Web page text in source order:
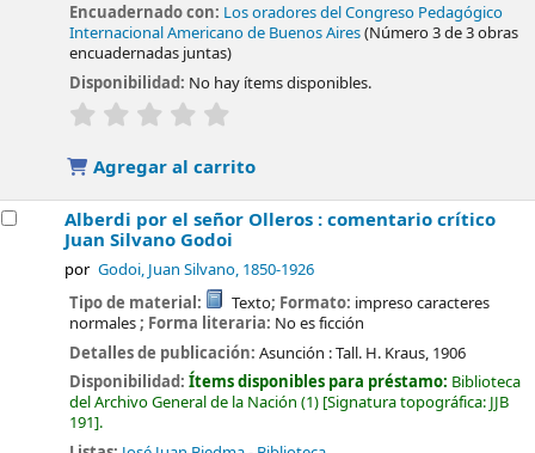
Encuadernado con: Los oradores del Congreso Pedagógico
Internacional Americano de Buenos Aires(Número 3 de 3 obras
encuadernadas juntas)
Disponibilidad: No hay ítems disponibles.
valoración
Agregar al carrito
Alberdi por el señor Olleros : comentario crítico
Juan Silvano Godoi
por Godoi, Juan Silvano, 1850-1926
Tipo de material: Texto; Formato: impreso caracteres
normales; Forma literaria: No es ficción
Detalles de publicación:Asunción :Tall. H. Kraus, 1906
Disponibilidad:Ítems disponibles para préstamo: Biblioteca
del Archivo General de la Nación (1) Signatura topográfica: JJB
191 .